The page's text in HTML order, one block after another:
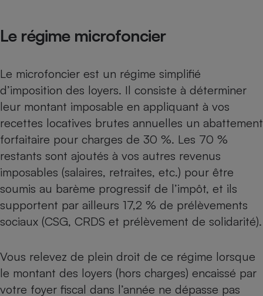
Le régime microfoncier
Le microfoncier est un régime simplifié
d’imposition des loyers. Il consiste à déterminer
leur montant imposable en appliquant à vos
recettes locatives brutes annuelles un abattement
forfaitaire pour charges de 30 %. Les 70 %
restants sont ajoutés à vos autres revenus
imposables (salaires, retraites, etc.) pour être
soumis au barème progressif de l’impôt, et ils
supportent par ailleurs 17,2 % de prélèvements
sociaux (CSG, CRDS et prélèvement de solidarité).
Vous relevez de plein droit de ce régime lorsque
le montant des loyers (hors charges) encaissé par
votre foyer fiscal dans l’année ne dépasse pas
Climatiseur -
Ventilateur
Cafetière à expressos